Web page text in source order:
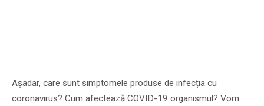
Așadar, care sunt simptomele produse de infecția cu
coronavirus? Cum afectează COVID-19 organismul? Vom